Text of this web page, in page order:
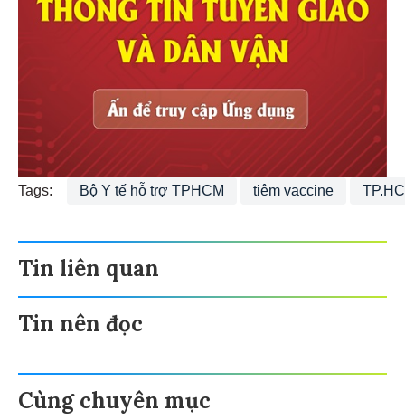
Tags: Bộ Y tế hỗ trợ TPHCM tiêm vaccine
Tin liên quan
Tin nên đọc
Cùng chuyên mục